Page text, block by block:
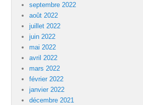
septembre 2022
août 2022
juillet 2022
juin 2022
mai 2022
avril 2022
mars 2022
février 2022
janvier 2022
décembre 2021